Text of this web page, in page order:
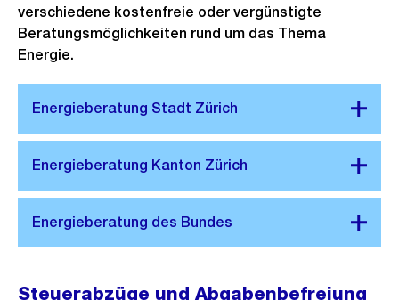
verschiedene kostenfreie oder vergünstigte
Beratungsmöglichkeiten rund um das Thema
Energie.
Steuerabzüge und Abgabenbefreiung